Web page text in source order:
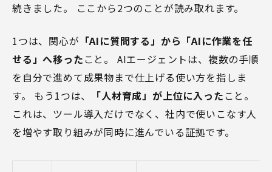
続きました。 ここから2つのことが読み取れます。
1つは、関心が 「AIに質問する」から「AIに作業を任
せる」へ移った こと。 AIエージェントは、複数の手順
を自分で進めて成果物まで仕上げる使い方を指しま
す。 もう1つは、
「人材育成」が上位に入った こと。
これは、ツール導入だけでなく、社内で使いこなす人
を増やす取り組みが同時に進んでいる証拠です。